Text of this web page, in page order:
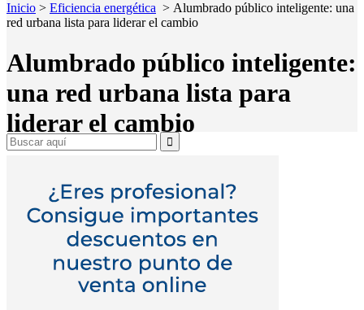
Inicio > Eficiencia energética > Alumbrado público inteligente: una
red urbana lista para liderar el cambio
Alumbrado público inteligente:
una red urbana lista para
liderar el cambio
Search
for: